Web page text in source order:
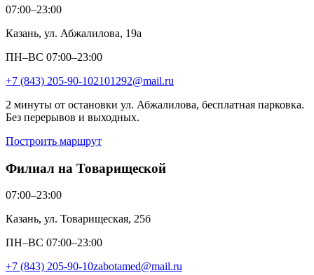
07:00–23:00
Казань, ул. Абжалилова, 19а
ПН–ВС 07:00–23:00
+7 (843) 205-90-102101292@mail.ru
2 минуты от остановки ул. Абжалилова, бесплатная парковка.
Без перерывов и выходных.
Построить маршрут
Филиал на Товарищеской
07:00–23:00
Казань, ул. Товарищеская, 25б
ПН–ВС 07:00–23:00
+7 (843) 205-90-10zabotamed@mail.ru